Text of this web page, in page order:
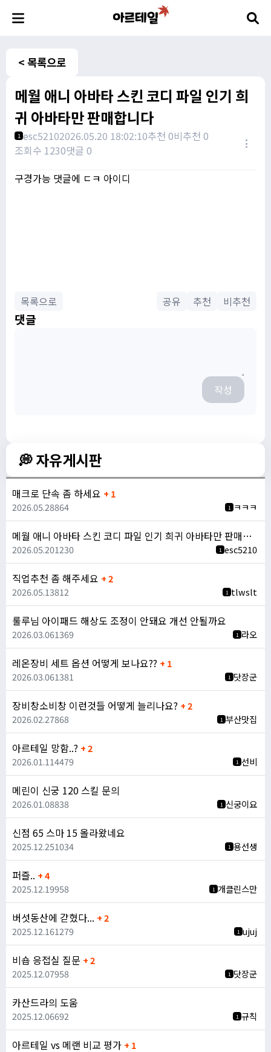
< 목록으로
메월 애니 아바타 스킨 코디 파일 인기 희
귀 아바타만 판매합니다
1 esc52102026.05.20 18:02:10추천 0비추천 0
조회수 1230댓글 0
구경가능 댓글에 ㄷㅋ 아이디
목록으로 공유 추천 비추천
댓글
작성
💭 자유게시판
매크로 단속 좀 하세요 + 1
1 ㅋㅋㅋ
2026.05.28864
메월 애니 아바타 스킨 코디 파일 인기 희귀 아바타만 판매합니다
1 esc5210
2026.05.201230
직업추천 좀 해주세요 + 2
1 tlwslt
2026.05.13812
룰루님 아이패드 해상도 조정이 안돼요 개선 안될까요
1 라오
2026.03.061369
레온장비 세트 옵션 어떻게 보나요?? + 1
1 닷장군
2026.03.061381
장비창소비창 이런것들 어떻게 늘리나요? + 2
1 부산맛집
2026.02.27868
아르테일 망함..? + 2
1 선비
2026.01.114479
메린이 신궁 120 스킬 문의
1 신궁이요
2026.01.08838
신점 65 스마 15 올라왔네요
1 용선생
2025.12.251034
퍼즐.. + 4
1 개클린스만
2025.12.19958
버섯동산에 갇혔다... + 2
1 ujuj
2025.12.161279
비숍 응접실 질문 + 2
1 닷장군
2025.12.07958
카산드라의 도움
1 규칙
2025.12.06692
아르테일 vs 메랜 비교 평가 + 1